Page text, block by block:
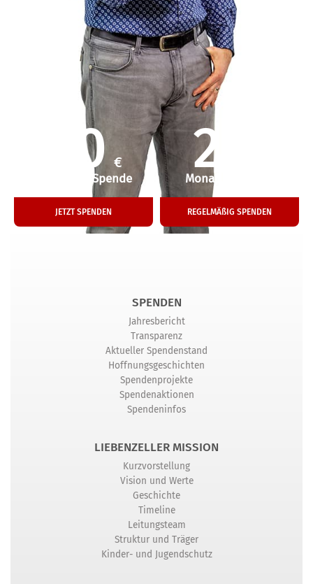
50 €
Einmalige Spende
JETZT SPENDEN
25
Monatliche Hilfe
REGELMÄßIG SPENDEN
SPENDEN
Jahresbericht
Transparenz
Aktueller Spendenstand
Hoffnungsgeschichten
Spendenprojekte
Spendenaktionen
Spendeninfos
LIEBENZELLER MISSION
Kurzvorstellung
Vision und Werte
Geschichte
Timeline
Leitungsteam
Struktur und Träger
Kinder- und Jugendschutz